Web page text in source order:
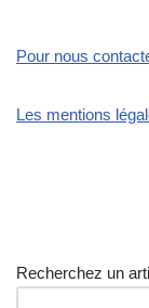
Pour nous
Les mentions
Recherchez un